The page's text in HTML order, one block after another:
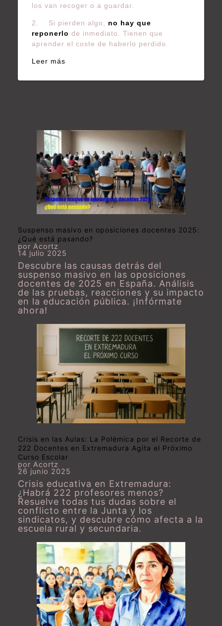
los van recoger o a guardar.
2. Si pierden algo, no hay que
reponerlo de inmediato. Tienen que
aprender el coste de haberlo perdido.
Leer más
Suspenso masivo en oposiciones docentes 2025:
¿Qué está pasando?
por Acortz
14 julio 2025
Descubre las causas detrás del
suspenso masivo en las oposiciones
docentes de 2025 en España. Análisis
de las pruebas, reacciones y su impacto
en la educación pública. ¡Infórmate
ahora!
Crisis en las Aulas: La Polémica por el Recorte de
222 Docentes en Extremadura Agita el Próximo
Curso Escolar
por Acortz
26 junio 2025
Crisis educativa en Extremadura:
¿Habrá 222 profesores menos?
Resuelve todas tus dudas sobre el
conflicto entre la Junta y los
sindicatos, y descubre cómo afecta a la
escuela rural y secundaria.